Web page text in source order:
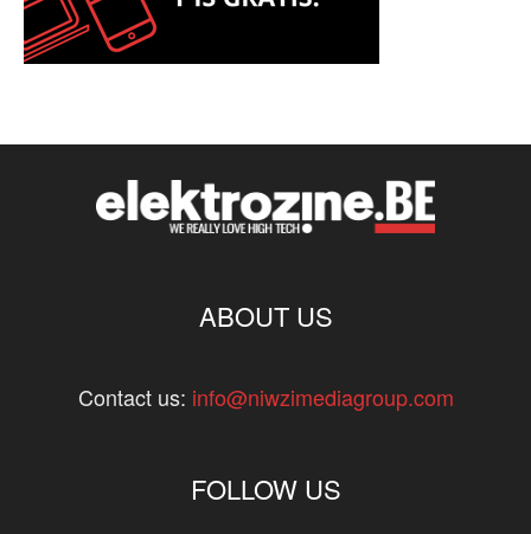
ABOUT US
Contact us: info@niwzimediagroup.com
FOLLOW US